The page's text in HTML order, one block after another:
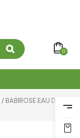
0
/ BABIROSE EAU DE